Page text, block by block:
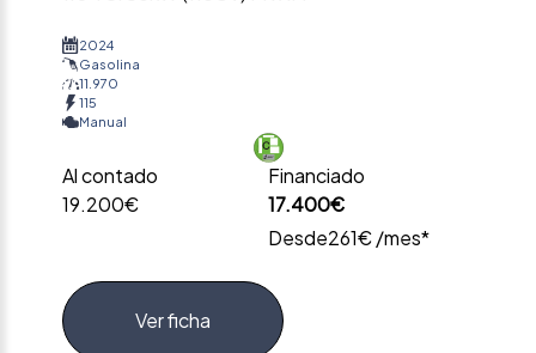
2024
Gasolina
11.970
115
Manual
Al contado
19.200€
Financiado
17.400€
Desde261€ /mes*
Ver ficha